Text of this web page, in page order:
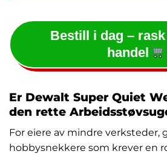
Bestill i dag –
handel
Er Dewalt Super Quiet
den rette
For eiere av mindre verksteder,
hobbysnekkere som krever en